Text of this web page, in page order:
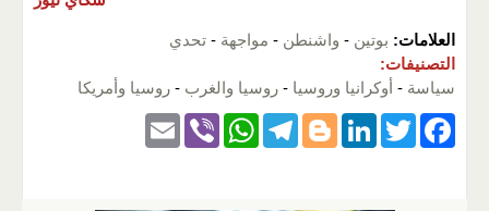
العلامات: بوتين - واشنطن - مواجهة - تحدي
التصنيفات:
سياسة - أوكرانيا وروسيا - روسيا والغرب - روسيا وأمريكا
F
T
Li
Bl
T
W
Vi